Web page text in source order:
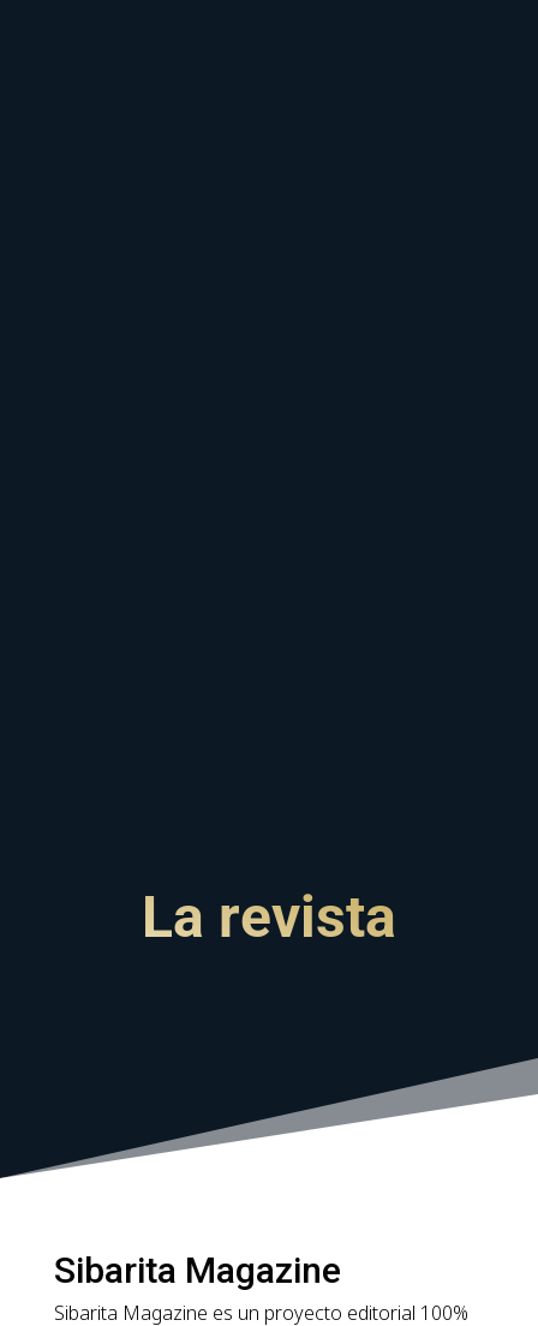
La revista
Sibarita Magazine
Sibarita Magazine es un proyecto editorial 100%